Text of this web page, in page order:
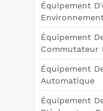
Équipement
Équipement
Commutateur
Équipement
Automatique
Équipement